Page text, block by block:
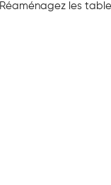
Réaménagez les